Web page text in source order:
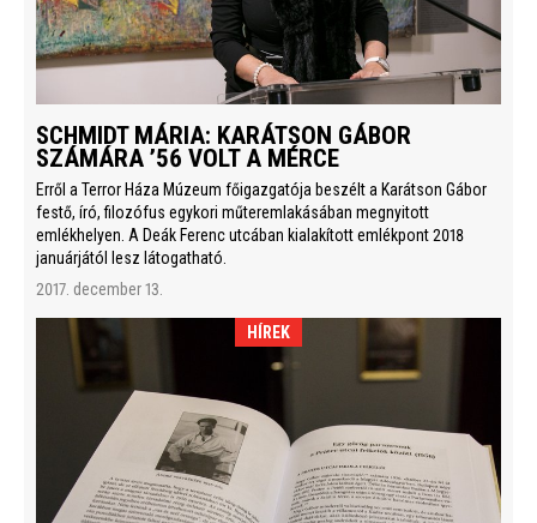
SCHMIDT MÁRIA: KARÁTSON GÁBOR
SZÁMÁRA ’56 VOLT A MÉRCE
Erről a Terror Háza Múzeum főigazgatója beszélt a Karátson Gábor
festő, író, filozófus egykori műteremlakásában megnyitott
emlékhelyen. A Deák Ferenc utcában kialakított emlékpont 2018
januárjától lesz látogatható.
2017. december 13.
HÍREK